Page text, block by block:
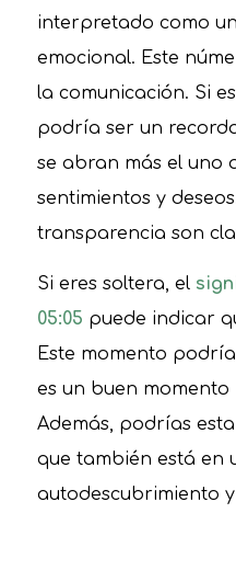
interpretado como
emocional. Este
la comunicación. Si
podría ser un
se abran más el uno
sentimientos y
transparencia son
Si eres soltera, el
05:05 puede indicar
Este momento
es un buen
Además, podrías
que también está en
autodescubrimiento